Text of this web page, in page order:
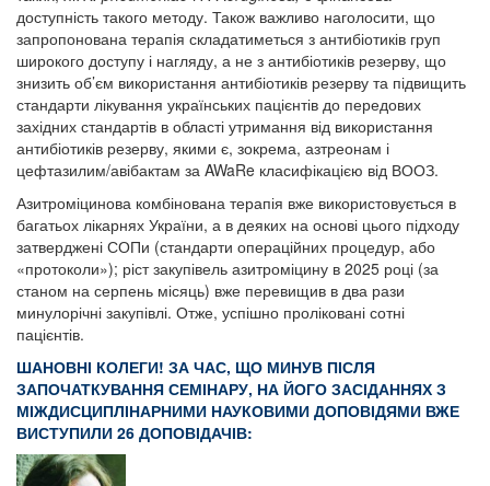
доступність такого методу. Також важливо наголосити, що
запропонована терапія складатиметься з антибіотиків груп
широкого доступу і нагляду, а не з антибіотиків резерву, що
знизить об’єм використання антибіотиків резерву та підвищить
стандарти лікування українських пацієнтів до передових
західних стандартів в області утримання від використання
антибіотиків резерву, якими є, зокрема, азтреонам і
цефтазилим/авібактам за AWaRe класифікацією від ВООЗ.
Азитроміцинова комбінована терапія вже використовується в
багатьох лікарнях України, а в деяких на основі цього підходу
затверджені СОПи (стандарти операційних процедур, або
«протоколи»); ріст закупівель азитроміцину в 2025 році (за
станом на серпень місяць) вже перевищив в два рази
минулорічні закупівлі. Отже, успішно проліковані сотні
пацієнтів.
ШАНОВНІ КОЛЕГИ! ЗА ЧАС, ЩО МИНУВ ПІСЛЯ
ЗАПОЧАТКУВАННЯ СЕМІНАРУ, НА ЙОГО ЗАСІДАННЯХ З
МІЖДИСЦИПЛІНАРНИМИ НАУКОВИМИ ДОПОВІДЯМИ ВЖЕ
ВИСТУПИЛИ 26 ДОПОВІДАЧІВ: